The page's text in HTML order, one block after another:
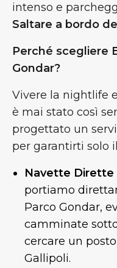
intenso e
Saltare a bordo
Perché scegliere
Gondar?
Vivere la nightlife
è mai stato così
progettato un
per garantirti solo
Navette Dirette
portiamo
Parco Gondar,
camminate
cercare un
Gallipoli.